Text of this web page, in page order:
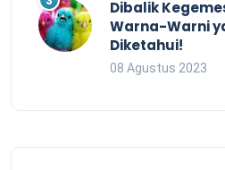
Dibalik
Warna-Warni
Diketahui!
08 Agustus 2023